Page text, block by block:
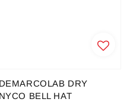
DEMARCOLAB DRY
NYCO BELL HAT